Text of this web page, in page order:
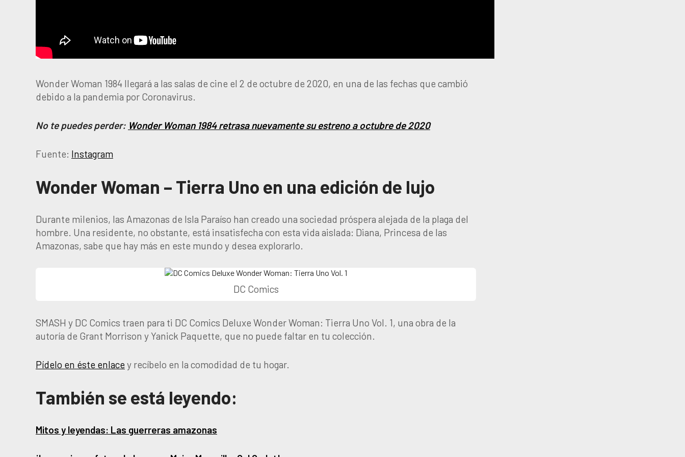
Wonder Woman 1984 llegará a las salas de cine el 2 de octubre de 2020, en una de las fechas que cambió
debido a la pandemia por Coronavirus.
No te puedes perder: Wonder Woman 1984 retrasa nuevamente su estreno a octubre de 2020
Fuente: Instagram
Wonder Woman – Tierra Uno en una edición de lujo
Durante milenios, las Amazonas de Isla Paraíso han creado una sociedad próspera alejada de la plaga del
hombre. Una residente, no obstante, está insatisfecha con esta vida aislada: Diana, Princesa de las
Amazonas, sabe que hay más en este mundo y desea explorarlo.
DC Comics
SMASH y DC Comics traen para ti DC Comics Deluxe Wonder Woman: Tierra Uno Vol. 1, una obra de la
autoría de Grant Morrison y Yanick Paquette, que no puede faltar en tu colección.
Pídelo en éste enlace y recíbelo en la comodidad de tu hogar.
También se está leyendo:
Mitos y leyendas: Las guerreras amazonas